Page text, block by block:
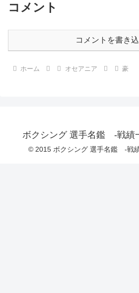
コメント
コメントを書き
ホーム オセアニア 豪
ボクシング 選手名鑑 -戦績
© 2015 ボクシング 選手名鑑 -戦